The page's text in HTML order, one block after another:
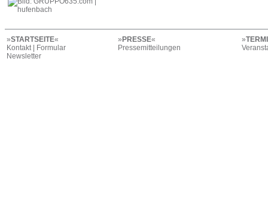
»STARTSEITE«
Kontakt | Formular
Newsletter
» PRESSE«
Pressemitteilungen
»